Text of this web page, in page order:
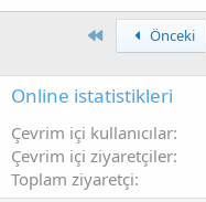
First Önceki
Online istatistikleri
Çevrim içi kullanıcılar
Çevrim içi ziyaretçiler
Toplam ziyaretçi